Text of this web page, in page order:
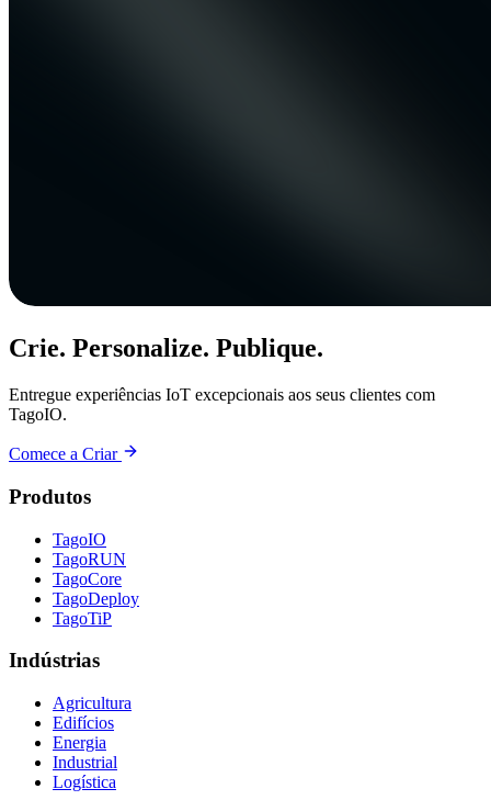
Crie. Personalize. Publique.
Entregue experiências IoT excepcionais aos seus clientes com
TagoIO.
Comece a Criar
Produtos
TagoIO
TagoRUN
TagoCore
TagoDeploy
TagoTiP
Indústrias
Agricultura
Edifícios
Energia
Industrial
Logística